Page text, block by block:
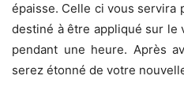
épaisse. Celle ci vous servira
destiné à être appliqué sur le
pendant une heure. Après
serez étonné de votre